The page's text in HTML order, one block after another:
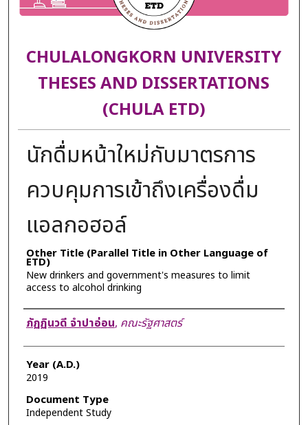
CHULALONGKORN UNIVERSITY
THESES AND DISSERTATIONS
(CHULA ETD)
นักดื่มหน้าใหม่กับมาตรการ
ควบคุมการเข้าถึงเครื่องดื่ม
แอลกอฮอล์
Other Title (Parallel Title in Other Language of
ETD)
New drinkers and government's measures to limit
access to alcohol drinking
Author
ภัฏฏินวดี จำปาอ่อน, คณะรัฐศาสตร์
Year (A.D.)
2019
Document Type
Independent Study